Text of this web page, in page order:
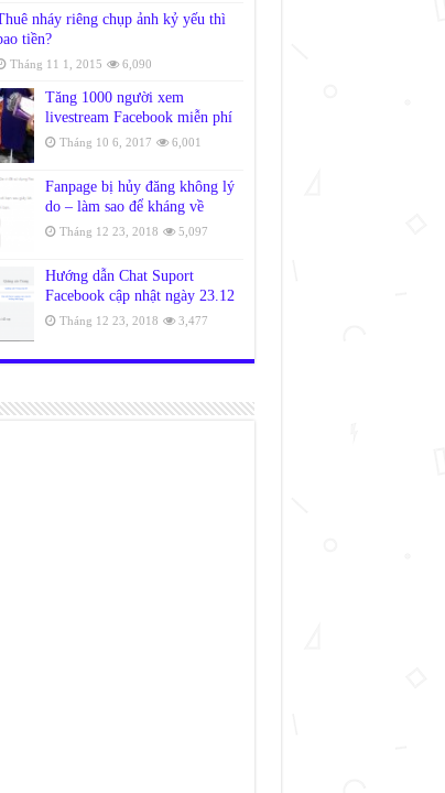
nháy riêng chụp ảnh kỷ yếu thì
tiền?
Tháng 11 1, 2015 6,090
Tăng 1000 người xem
livestream Facebook miễn phí
Tháng 10 6, 2017 6,001
Fanpage bị hủy đăng không lý
do – làm sao để kháng về
Tháng 12 23, 2018 5,097
Hướng dẫn Chat Suport
Facebook cập nhật ngày 23.12
Tháng 12 23, 2018 3,477